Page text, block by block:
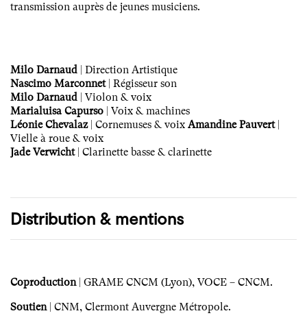
transmission auprès de jeunes musiciens.
Milo Darnaud
| Direction Artistique
Nascimo Marconnet | Régisseur son
Milo Darnaud
| Violon & voix
Marialuisa Capurso
| Voix & machines
Léonie Chevalaz | Cornemuses & voix Amandine Pauvert
Vielle à roue & voix
Jade Verwicht | Clarinette basse & clarinette
Distribution & mentions
Coproduction| GRAME CNCM (Lyon), VOCE – CNCM.
Soutien| CNM, Clermont Auvergne Métropole.